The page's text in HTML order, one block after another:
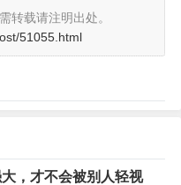
转载请注明出处。
51055.html
，才不会被别人轻视